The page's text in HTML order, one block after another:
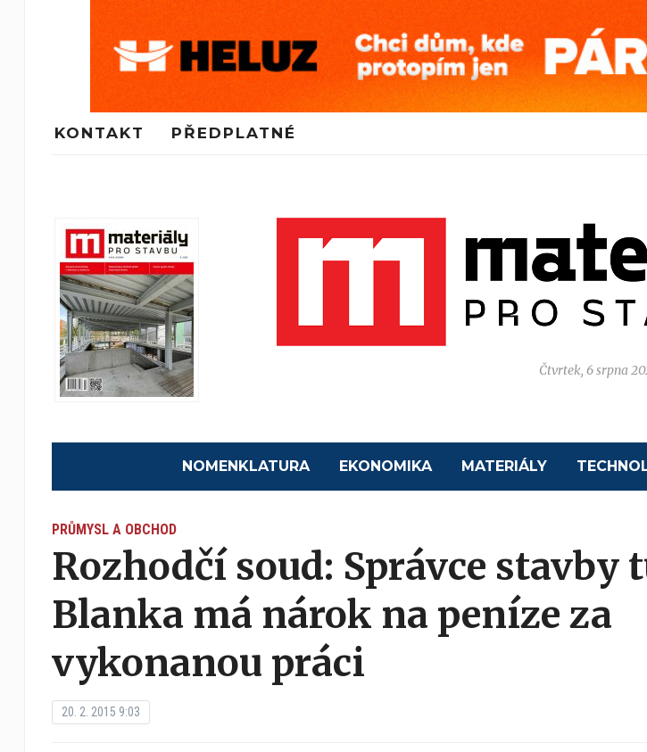
KONTAKT PŘEDPLATNÉ
Čtvrtek, 6 srpna
NOMENKLATURA EKONOMIKA MATERIÁLY
PRŮMYSL A OBCHOD
Rozhodčí soud: Správce stavby
Blanka má nárok na peníze za
vykonanou práci
20. 2. 2015 9:03